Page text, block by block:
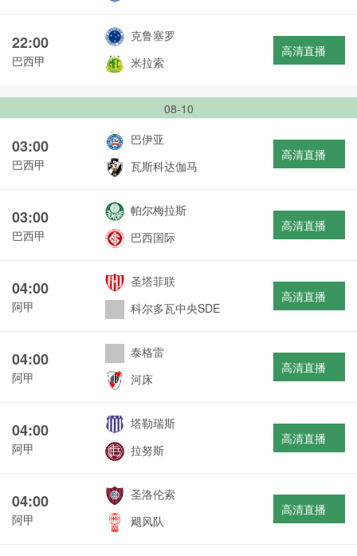
22:00
巴西甲
克鲁塞罗
米拉索
高清直播
08-10
03:00
巴西甲
巴伊亚
瓦斯科达伽马
高清直播
03:00
巴西甲
帕尔梅拉斯
巴西国际
高清直播
04:00
阿甲
圣塔菲联
科尔多瓦中央SDE
高清直播
04:00
阿甲
泰格雷
河床
高清直播
04:00
阿甲
塔勒瑞斯
拉努斯
高清直播
04:00
阿甲
圣洛伦索
飓风队
高清直播